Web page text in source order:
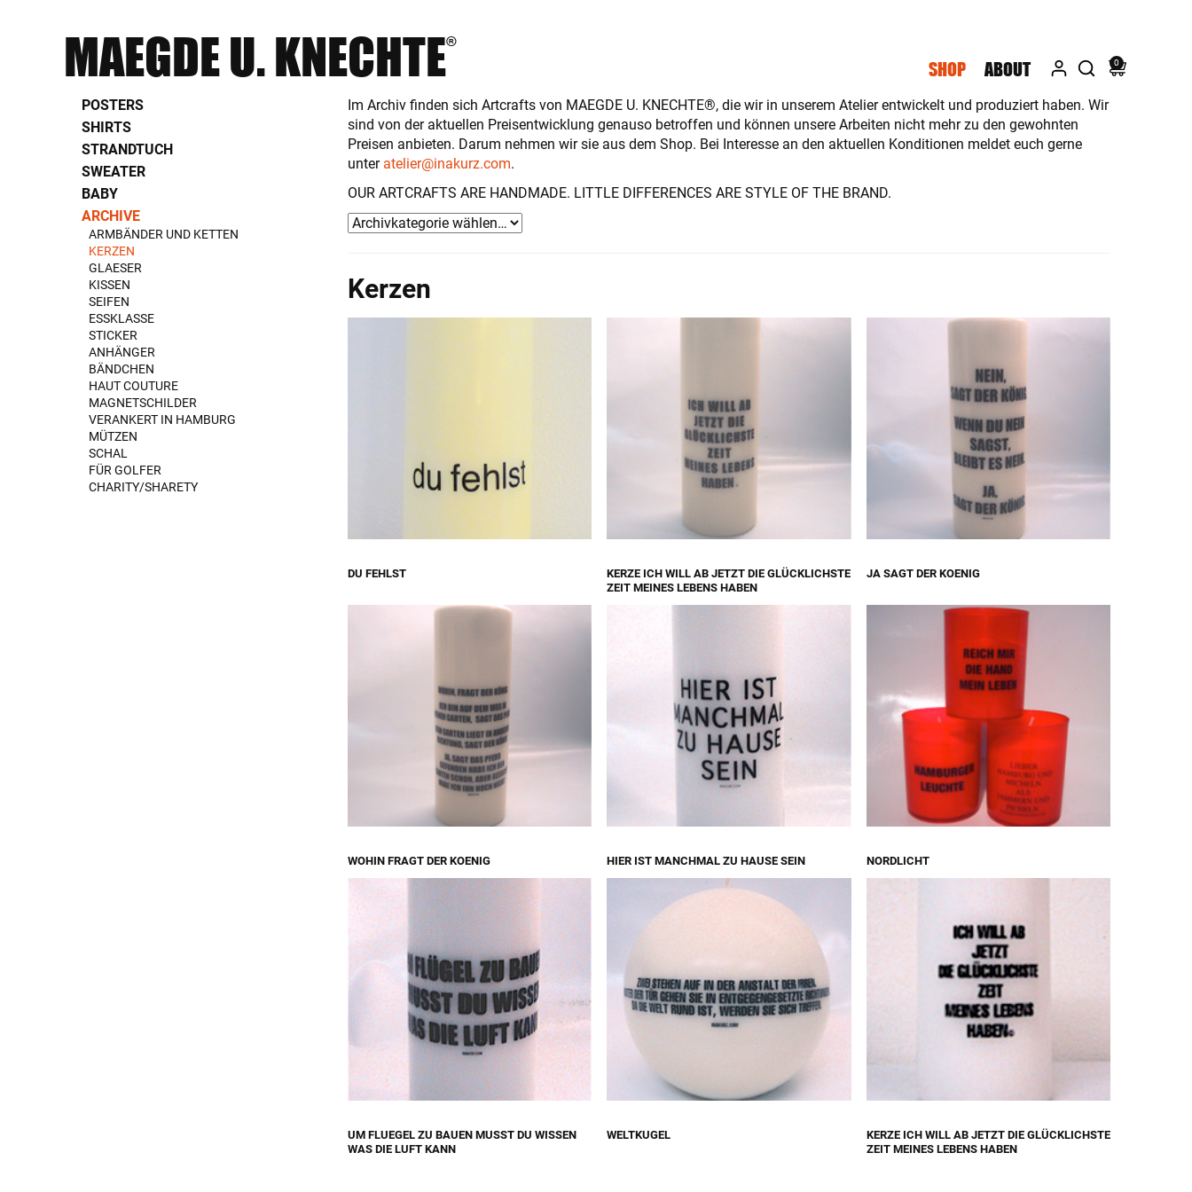
MAEGDE U. KNECHTE®
SHOP ABOUT 0
Im Archiv finden sich Artcrafts von MAEGDE U. KNECHTE®, die wir in unserem Atelier entwickelt und produziert haben. Wir
sind von der aktuellen Preisentwicklung genauso betroffen und können unsere Arbeiten nicht mehr zu den gewohnten
Preisen anbieten. Darum nehmen wir sie aus dem Shop. Bei Interesse an den aktuellen Konditionen meldet euch gerne
unter atelier@inakurz.com.
OUR ARTCRAFTS ARE HANDMADE. LITTLE DIFFERENCES ARE STYLE OF THE BRAND.
Kerzen
DU FEHLST
KERZE ICH WILL AB JETZT DIE GLÜCKLICHSTE
ZEIT MEINES LEBENS HABEN
JA SAGT DER KOENIG
WOHIN FRAGT DER KOENIG HIER IST MANCHMAL ZU HAUSE SEIN NORDLICHT
UM FLUEGEL ZU BAUEN MUSST DU WISSEN
WAS DIE LUFT KANN
WELTKUGEL
KERZE ICH WILL AB JETZT DIE GLÜCKLICHSTE
ZEIT MEINES LEBENS HABEN
POSTERS
SHIRTS
STRANDTUCH
SWEATER
BABY
ARCHIVE
ARMBÄNDER UND KETTEN
KERZEN
GLAESER
KISSEN
SEIFEN
ESSKLASSE
STICKER
ANHÄNGER
BÄNDCHEN
HAUT COUTURE
MAGNETSCHILDER
VERANKERT IN HAMBURG
MÜTZEN
SCHAL
FÜR GOLFER
CHARITY/SHARETY